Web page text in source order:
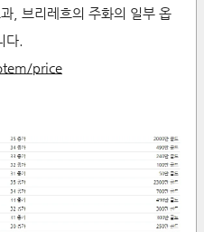
, 브리레흐의 주화의 일부 옵
다.
price